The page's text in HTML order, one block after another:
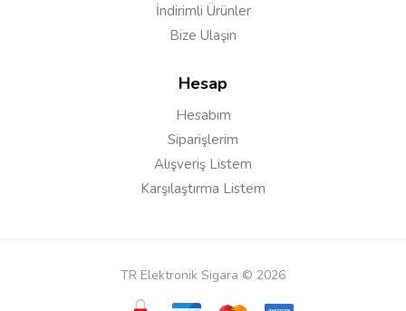
İndirimli Ürünler
Bize Ulaşın
Hesap
Hesabım
Siparişlerim
Alışveriş Listem
Karşılaştırma Listem
TR Elektronik Sigara © 2026